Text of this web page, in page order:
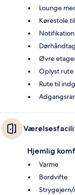
Lounge
Kørestole
Øvre
Oplyst
Rute til
Hjemlig
Varme
Bordvifte